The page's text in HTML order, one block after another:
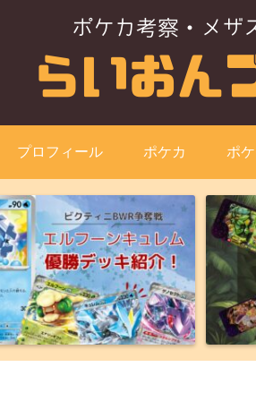
プロフィール ポケカ ポ